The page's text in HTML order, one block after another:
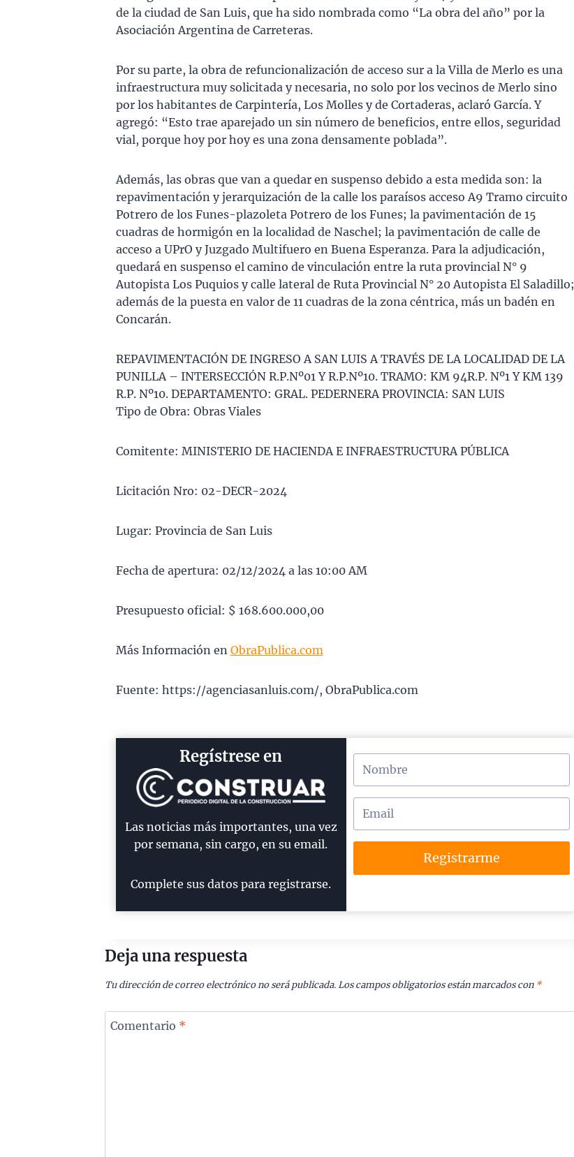
de la ciudad de San Luis, que ha sido nombrada como “La obra del año” por la
Asociación Argentina de Carreteras.
Por su parte, la obra de refuncionalización de acceso sur a la Villa de Merlo es una
infraestructura muy solicitada y necesaria, no solo por los vecinos de Merlo sino
por los habitantes de Carpintería, Los Molles y de Cortaderas, aclaró García. Y
agregó: “Esto trae aparejado un sin número de beneficios, entre ellos, seguridad
vial, porque hoy por hoy es una zona densamente poblada”.
Además, las obras que van a quedar en suspenso debido a esta medida son: la
repavimentación y jerarquización de la calle los paraísos acceso A9 Tramo circuito
Potrero de los Funes-plazoleta Potrero de los Funes; la pavimentación de 15
cuadras de hormigón en la localidad de Naschel; la pavimentación de calle de
acceso a UPrO y Juzgado Multifuero en Buena Esperanza. Para la adjudicación,
quedará en suspenso el camino de vinculación entre la ruta provincial N° 9
Autopista Los Puquios y calle lateral de Ruta Provincial N° 20 Autopista El Saladillo;
además de la puesta en valor de 11 cuadras de la zona céntrica, más un badén en
Concarán.
REPAVIMENTACIÓN DE INGRESO A SAN LUIS A TRAVÉS DE LA LOCALIDAD DE LA
PUNILLA – INTERSECCIÓN R.P.Nº01 Y R.P.Nº10. TRAMO: KM 94R.P. Nº1 Y KM 139
R.P. Nº10. DEPARTAMENTO: GRAL. PEDERNERA PROVINCIA: SAN LUIS
Tipo de Obra: Obras Viales
Comitente: MINISTERIO DE HACIENDA E INFRAESTRUCTURA PÚBLICA
Licitación Nro: 02-DECR-2024
Lugar: Provincia de San Luis
Fecha de apertura: 02/12/2024 a las 10:00 AM
Presupuesto oficial: $ 168.600.000,00
Más Información en ObraPublica.com
Fuente: https://agenciasanluis.com/, ObraPublica.com
Regístrese en
Las noticias más importantes, una vez
por semana, sin cargo, en su email.
Complete sus datos para registrarse.
Registrarme
Deja una respuesta
Tu dirección de correo electrónico no será publicada. Los campos obligatorios están marcados con *
Comentario *